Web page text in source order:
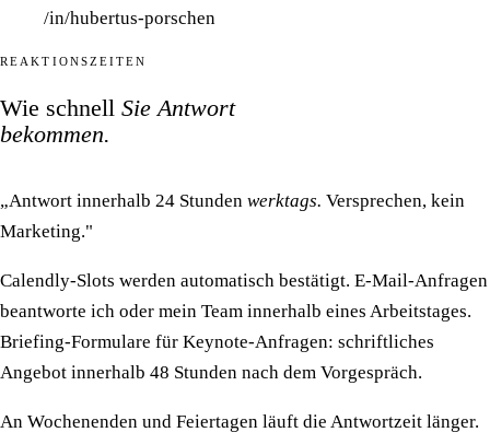
/in/hubertus-porschen
REAKTIONSZEITEN
Wie schnell Sie Antwort
bekommen.
„Antwort innerhalb 24 Stunden werktags. Versprechen, kein
Marketing."
Calendly-Slots werden automatisch bestätigt. E-Mail-Anfragen
beantworte ich oder mein Team innerhalb eines Arbeitstages.
Briefing-Formulare für Keynote-Anfragen: schriftliches
Angebot innerhalb 48 Stunden nach dem Vorgespräch.
An Wochenenden und Feiertagen läuft die Antwortzeit länger.